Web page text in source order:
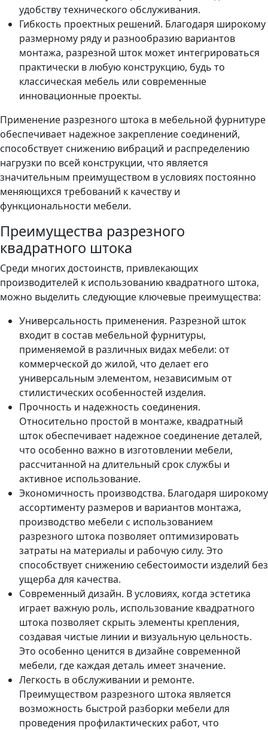
удобству технического обслуживания.
Гибкость проектных решений. Благодаря широкому
размерному ряду и разнообразию вариантов
монтажа, разрезной шток может интегрироваться
практически в любую конструкцию, будь то
классическая мебель или современные
инновационные проекты.
Применение разрезного штока в мебельной фурнитуре
обеспечивает надежное закрепление соединений,
способствует снижению вибраций и распределению
нагрузки по всей конструкции, что является
значительным преимуществом в условиях постоянно
меняющихся требований к качеству и
функциональности мебели.
Преимущества разрезного
квадратного штока
Среди многих достоинств, привлекающих
производителей к использованию квадратного штока,
можно выделить следующие ключевые преимущества:
Универсальность применения. Разрезной шток
входит в состав мебельной фурнитуры,
применяемой в различных видах мебели: от
коммерческой до жилой, что делает его
универсальным элементом, независимым от
стилистических особенностей изделия.
Прочность и надежность соединения.
Относительно простой в монтаже, квадратный
шток обеспечивает надежное соединение деталей,
что особенно важно в изготовлении мебели,
рассчитанной на длительный срок службы и
активное использование.
Экономичность производства. Благодаря широкому
ассортименту размеров и вариантов монтажа,
производство мебели с использованием
разрезного штока позволяет оптимизировать
затраты на материалы и рабочую силу. Это
способствует снижению себестоимости изделий без
ущерба для качества.
Современный дизайн. В условиях, когда эстетика
играет важную роль, использование квадратного
штока позволяет скрыть элементы крепления,
создавая чистые линии и визуальную цельность.
Это особенно ценится в дизайне современной
мебели, где каждая деталь имеет значение.
Легкость в обслуживании и ремонте.
Преимуществом разрезного штока является
возможность быстрой разборки мебели для
проведения профилактических работ, что